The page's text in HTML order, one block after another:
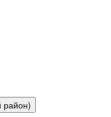
район)